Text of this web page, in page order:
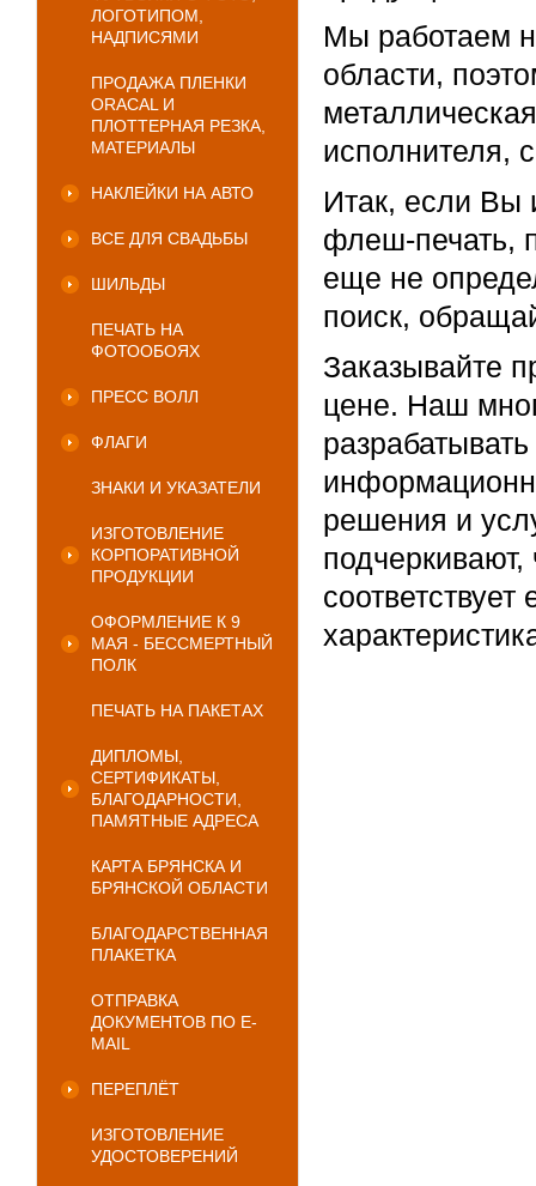
ЛОГОТИПОМ,
НАДПИСЯМИ
ПРОДАЖА ПЛЕНКИ
ORACAL И
ПЛОТТЕРНАЯ РЕЗКА,
МАТЕРИАЛЫ
НАКЛЕЙКИ НА АВТО
ВСЕ ДЛЯ СВАДЬБЫ
ШИЛЬДЫ
ПЕЧАТЬ НА
ФОТООБОЯХ
ПРЕСС ВОЛЛ
ФЛАГИ
ЗНАКИ И УКАЗАТЕЛИ
ИЗГОТОВЛЕНИЕ
КОРПОРАТИВНОЙ
ПРОДУКЦИИ
ОФОРМЛЕНИЕ К 9
МАЯ - БЕССМЕРТНЫЙ
ПОЛК
ПЕЧАТЬ НА ПАКЕТАХ
ДИПЛОМЫ,
СЕРТИФИКАТЫ,
БЛАГОДАРНОСТИ,
ПАМЯТНЫЕ АДРЕСА
КАРТА БРЯНСКА И
БРЯНСКОЙ ОБЛАСТИ
БЛАГОДАРСТВЕННАЯ
ПЛАКЕТКА
ОТПРАВКА
ДОКУМЕНТОВ ПО E-
MAIL
ПЕРЕПЛЁТ
ИЗГОТОВЛЕНИЕ
УДОСТОВЕРЕНИЙ
Мы работаем
области,
исполнителя,
Итак, если Вы
флеш-печать,
еще не
поиск,
Заказывайте
цене. Наш
решения и